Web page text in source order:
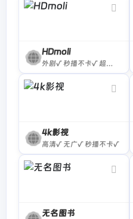
HDmoli
外剧√ 秒播不卡√ 超清√ 少量广告×
4k影视
高清√ 无广√ 秒播不卡√
无名图书